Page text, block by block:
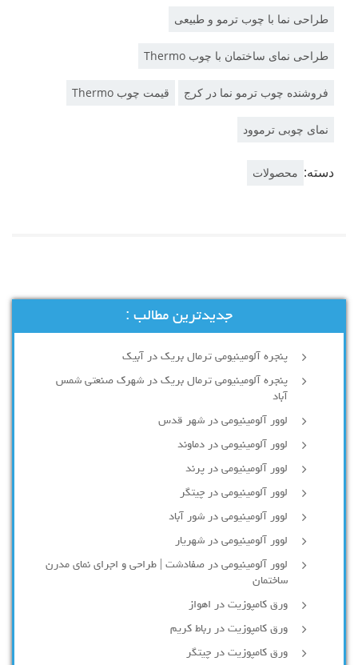
طراحی نما با چوب ترمو و طبیعی
طراحی نمای ساختمان با چوب Thermo
فروشنده چوب ترمو نما در کرج قیمت چوب Thermo
نمای چوبی ترموود
دسته: محصولات
جدیدترین مطالب :
پنجره آلومینیومی ترمال بریک در آبیک
پنجره آلومینیومی ترمال بریک در شهرک صنعتی شمس
آباد
لوور آلومینیومی در شهر قدس
لوور آلومینیومی در دماوند
لوور آلومینیومی در پرند
لوور آلومینیومی در چیتگر
لوور آلومینیومی در شور آباد
لوور آلومينيومي در شهريار
لوور آلومینیومی در صفادشت | طراحی و اجرای نمای مدرن
ساختمان
ورق کامپوزیت در اهواز
ورق کامپوزیت در رباط کریم
ورق کامپوزیت در چیتگر